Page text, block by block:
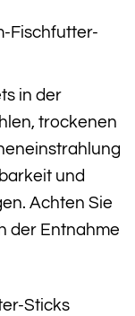
Fischfutter-
in der
trockenen
und
Achten Sie
der Entnahme
Sticks